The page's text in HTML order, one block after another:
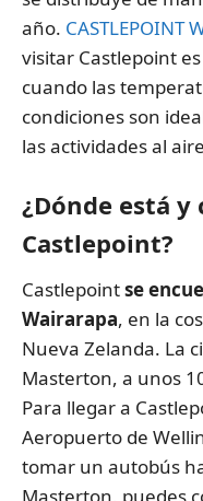
año. CASTLEPOINT
visitar Castlepoint
cuando las
condiciones son
las actividades al
¿Dónde está y
Castlepoint?
Castlepointse
Wairarapa, en la
Nueva Zelanda. La
Masterton, a unos
Para llegar a
Aeropuerto de
tomar un autobús
Masterton, puedes